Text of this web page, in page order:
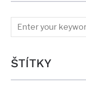
ŠTÍTKY